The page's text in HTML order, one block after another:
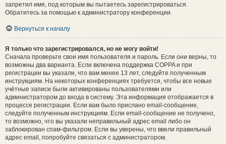
запретил имя, под которым вы пытаетесь зарегистрироваться.
Обратитесь за помощью к администратору конференции.
Вернуться к началу
Я только что зарегистрировался, но не могу войти!
Сначала проверьте свои имя пользователя и пароль. Если они верны, то
возможны два варианта. Если включена поддержка COPPA и при
регистрации вы указали, что вам менее 13 лет, следуйте полученным
инструкциям. На некоторых конференциях требуется, чтобы все новые
учётные записи были активированы пользователями или
администратором до входа в систему. Эта информация отображается в
процессе регистрации. Если вам было прислано email-сообщение,
следуйте полученным инструкциям. Если email-сообщение не получено,
то возможно, что вы указали неправильный адрес email либо он
заблокирован спам-фильтром. Если вы уверены, что ввели правильный
адрес email, попробуйте связаться с администратором.